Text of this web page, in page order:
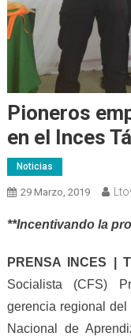
Pioneros
en el Inces
Noticias
29 Marzo, 2019
**Incentivando la
PRENSA INCES
Socialista (CFS)
gerencia regional del
Nacional de